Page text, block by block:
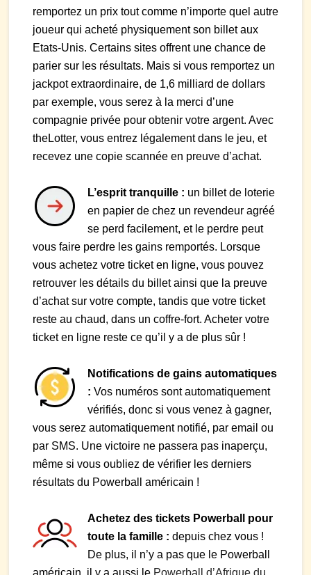
remportez un prix tout comme n’importe quel autre
joueur qui acheté physiquement son billet aux
Etats-Unis. Certains sites offrent une chance de
parier sur les résultats. Mais si vous remportez un
jackpot extraordinaire, de 1,6 milliard de dollars
par exemple, vous serez à la merci d’une
compagnie privée pour obtenir votre argent. Avec
theLotter, vous entrez légalement dans le jeu, et
recevez une copie scannée en preuve d’achat.
L’esprit tranquille : un billet de loterie
en papier de chez un revendeur agréé
se perd facilement, et le perdre peut
vous faire perdre les gains remportés. Lorsque
vous achetez votre ticket en ligne, vous pouvez
retrouver les détails du billet ainsi que la preuve
d’achat sur votre compte, tandis que votre ticket
reste au chaud, dans un coffre-fort. Acheter votre
ticket en ligne reste ce qu’il y a de plus sûr !
Notifications de gains automatiques
: Vos numéros sont automatiquement
vérifiés, donc si vous venez à gagner,
vous serez automatiquement notifié, par email ou
par SMS. Une victoire ne passera pas inaperçu,
même si vous oubliez de vérifier les derniers
résultats du Powerball américain !
Achetez des tickets Powerball pour
toute la famille : depuis chez vous !
De plus, il n’y a pas que le Powerball
américain, il y a aussi le Powerball d’Afrique du